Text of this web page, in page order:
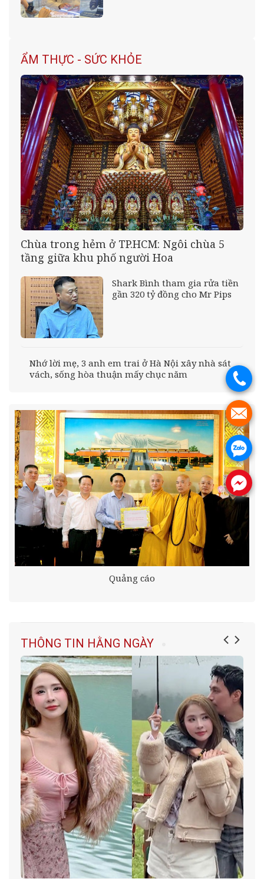
ẨM THỰC - SỨC KHỎE
Chùa trong hẻm ở TP.HCM: Ngôi chùa 5
tầng giữa khu phố người Hoa
Shark Bình tham gia rửa tiền
gần 320 tỷ đồng cho Mr Pips
Nhớ lời mẹ, 3 anh em trai ở Hà Nội xây nhà sát
vách, sống hòa thuận mấy chục năm
Quảng cáo
THÔNG TIN HẰNG NGÀY
.
.
.
.